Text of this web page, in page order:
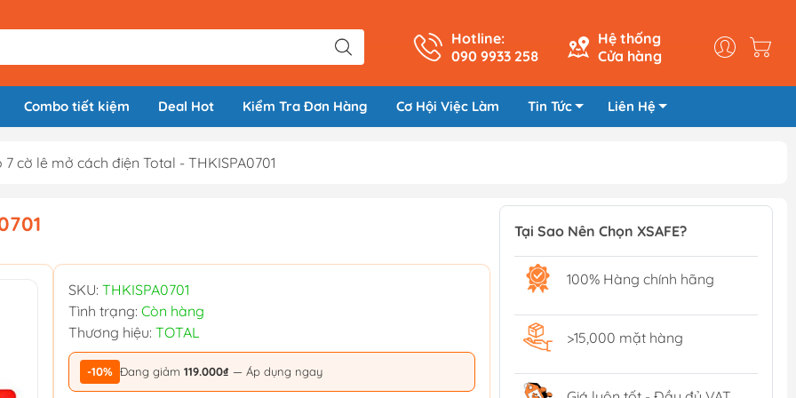
Hotline:
090 9933 258
Hệ thống
Cửa hàng
Combo tiết kiệm Deal Hot Kiểm Tra Đơn Hàng Cơ Hội Việc Làm Tin Tức Liên Hệ
7 cờ lê mở cách điện Total - THKISPA0701
SKU: THKISPA0701
Tình trạng: Còn hàng
Thương hiệu: TOTAL
-10% Đang giảm 119.000₫ — Áp dụng ngay
Tại Sao Nên Chọn XSAFE?
100% Hàng chính hãng
>15,000 mặt hàng